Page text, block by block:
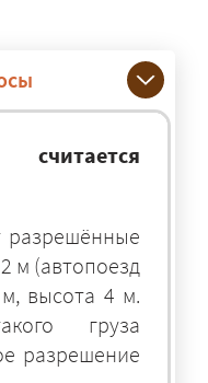
м (автопоезд
высота 4 м.
груза
разрешение